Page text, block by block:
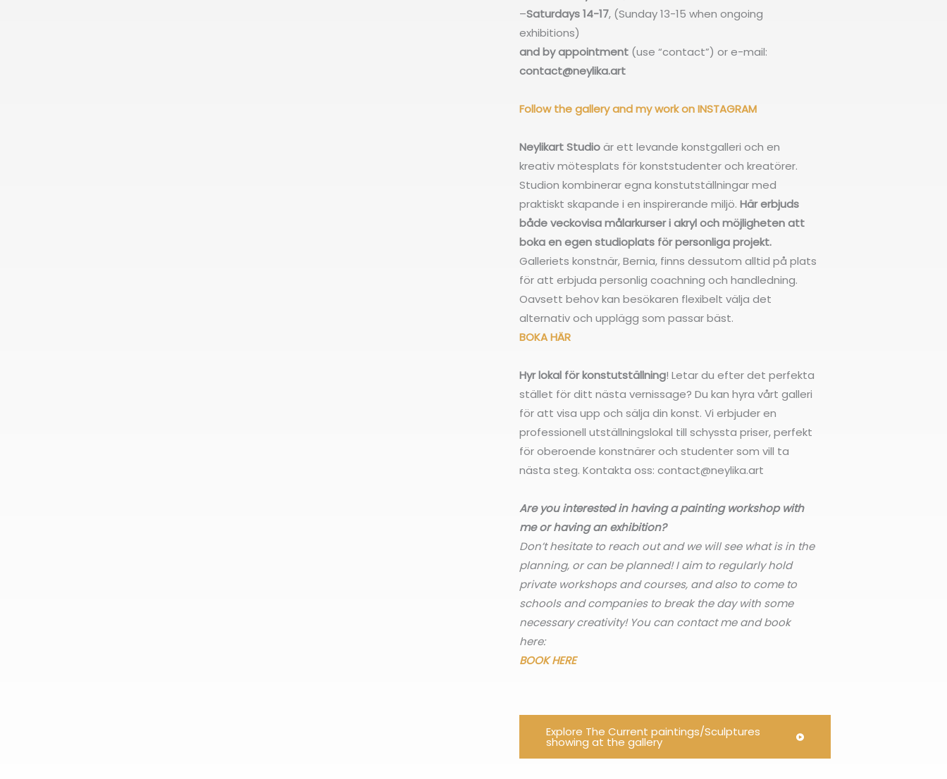
–Saturdays14-17, (Sunday 13-15 when ongoing
exhibitions)
and by appointment (use “contact”) or e-mail:
contact@neylika.art
Follow the gallery and my work on INSTAGRAM
Neylikart Studioär ett levande konstgalleri och en
kreativ mötesplats för konststudenter och kreatörer.
Studion kombinerar egna konstutställningar med
praktiskt skapande i en inspirerande miljö. Här erbjuds
både veckovisa målarkurser i akryl och möjligheten att
boka en egen studioplats för personliga projekt.
Galleriets konstnär, Bernia, finns dessutom alltid på plats
för att erbjuda personlig coachning och handledning.
Oavsett behov kan besökaren flexibelt välja det
alternativ och upplägg som passar bäst.
BOKA HÄR
Hyr lokal för konstutställning! Letar du efter det perfekta
stället för ditt nästa vernissage? Du kan hyra vårt galleri
för att visa upp och sälja din konst. Vi erbjuder en
professionell utställningslokal till schyssta priser, perfekt
för oberoende konstnärer och studenter som vill ta
nästa steg. Kontakta oss: contact@neylika.art
Are you interested in having a painting workshop with
me or having an exhibition?
Don’t hesitate to reach out and we will see what is in the
planning, or can be planned! I aim to regularly hold
private workshops and courses, and also to come to
schools and companies to break the day with some
necessary creativity! You can contact me and book
here:
BOOK HERE
Explore The Current paintings/Sculptures
showing at the gallery